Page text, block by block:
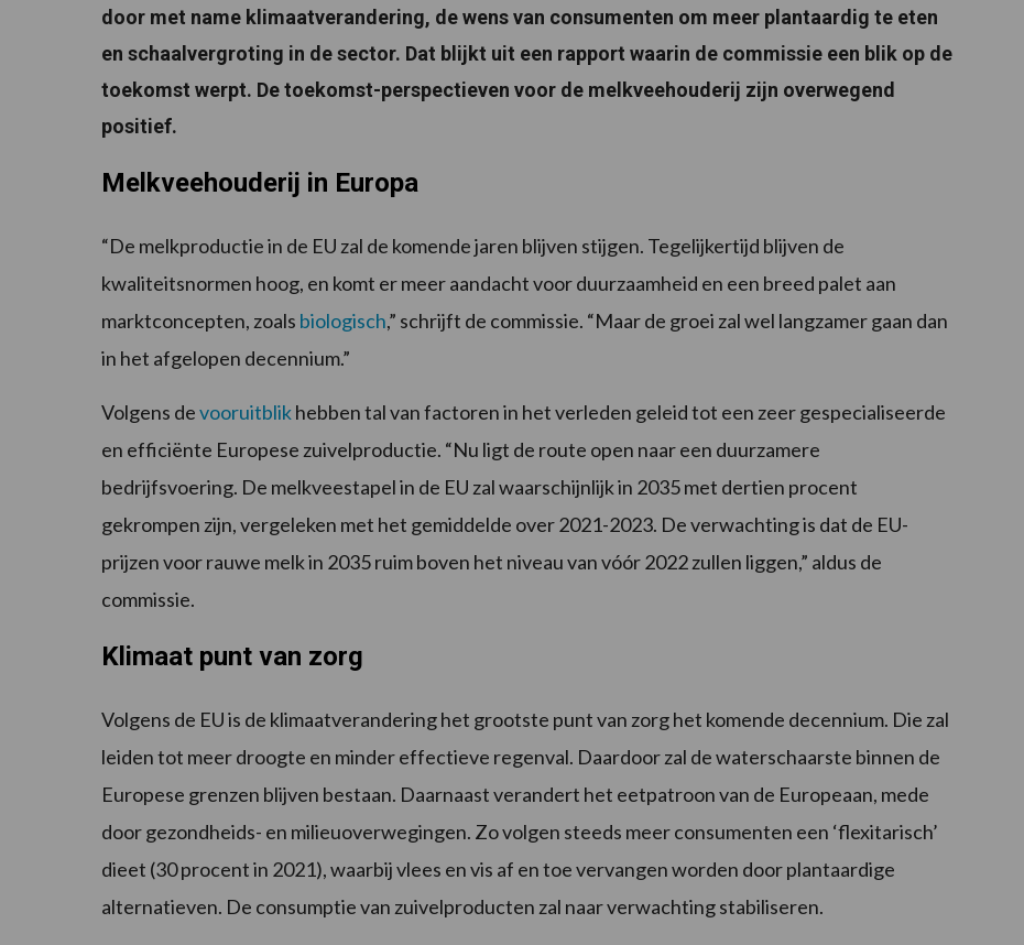
door met name klimaatverandering, de wens van consumenten om meer plantaardig te eten
en schaalvergroting in de sector. Dat blijkt uit een rapport waarin de commissie een blik op de
toekomst werpt. De toekomst-perspectieven voor de melkveehouderij zijn overwegend
positief.
Melkveehouderij in Europa
“De melkproductie in de EU zal de komende jaren blijven stijgen. Tegelijkertijd blijven de
kwaliteitsnormen hoog, en komt er meer aandacht voor duurzaamheid en een breed palet aan
marktconcepten, zoals biologisch,” schrijft de commissie. “Maar de groei zal wel langzamer gaan dan
in het afgelopen decennium.”
Volgens devooruitblikhebben tal van factoren in het verleden geleid tot een zeer gespecialiseerde
en efficiënte Europese zuivelproductie. “Nu ligt de route open naar een duurzamere
bedrijfsvoering. De melkveestapel in de EU zal waarschijnlijk in 2035 met dertien procent
gekrompen zijn, vergeleken met het gemiddelde over 2021-2023. De verwachting is dat de EU-
prijzen voor rauwe melk in 2035 ruim boven het niveau van vóór 2022 zullen liggen,” aldus de
commissie.
Klimaat punt van zorg
Volgens de EU is de klimaatverandering het grootste punt van zorg het komende decennium. Die zal
leiden tot meer droogte en minder effectieve regenval. Daardoor zal de waterschaarste binnen de
Europese grenzen blijven bestaan. Daarnaast verandert het eetpatroon van de Europeaan, mede
door gezondheids- en milieuoverwegingen. Zo volgen steeds meer consumenten een ‘flexitarisch’
dieet (30 procent in 2021), waarbij vlees en vis af en toe vervangen worden door plantaardige
alternatieven. De consumptie van zuivelproducten zal naar verwachting stabiliseren.